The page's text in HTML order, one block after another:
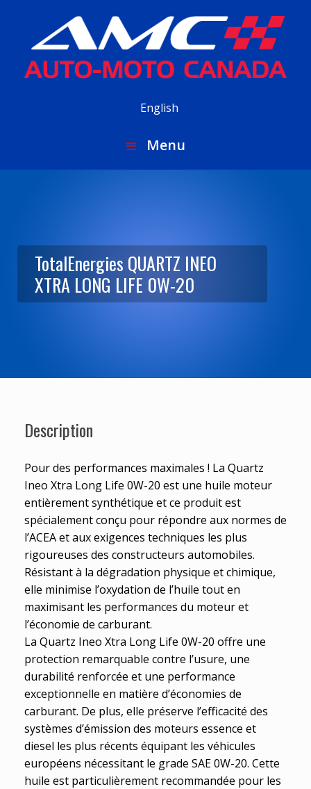
English
Menu
TotalEnergies QUARTZ INEO
XTRA LONG LIFE 0W-20
Description
Pour des performances maximales ! La Quartz
Ineo Xtra Long Life 0W-20 est une huile moteur
entièrement synthétique et ce produit est
spécialement conçu pour répondre aux normes de
l’ACEA et aux exigences techniques les plus
rigoureuses des constructeurs automobiles.
Résistant à la dégradation physique et chimique,
elle minimise l’oxydation de l’huile tout en
maximisant les performances du moteur et
l’économie de carburant.
La Quartz Ineo Xtra Long Life 0W-20 offre une
protection remarquable contre l’usure, une
durabilité renforcée et une performance
exceptionnelle en matière d’économies de
carburant. De plus, elle préserve l’efficacité des
systèmes d’émission des moteurs essence et
diesel les plus récents équipant les véhicules
européens nécessitant le grade SAE 0W-20. Cette
huile est particulièrement recommandée pour les